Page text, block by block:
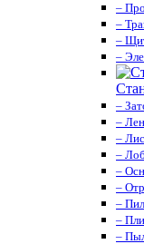
–
–
–
–
–
–
–
–
–
–
–
–
–